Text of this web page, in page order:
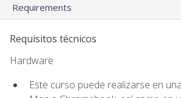
Requirements
Requisitos técnicos
Hardware
Este curso puede realizarse en